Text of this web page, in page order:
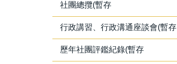
社團總攬(暫存
行政講習、行政溝通座談會(暫存
歷年社團評鑑紀錄(暫存